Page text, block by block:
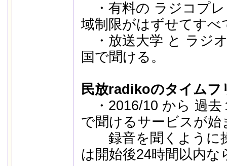
・有料の ラジコプ
域制限がはずせてす
・放送大学 と ラジ
国で聞ける。
民放radikoのタイムフ
・2016/10 から 過去
で聞けるサービスが始
録音を聞くように
は開始後24時間以内な